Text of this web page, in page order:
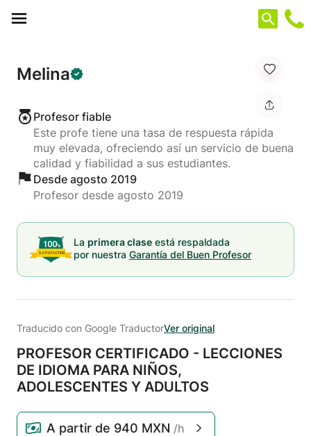
Melina
Profesor fiable
Este profe tiene una tasa de respuesta rápida
muy elevada, ofreciendo así un servicio de buena
calidad y fiabilidad a sus estudiantes.
Desde agosto 2019
Profesor desde agosto 2019
La primera clase está respaldada
por nuestra Garantía del Buen Profesor
Traducido con Google TraductorVer original
PROFESOR CERTIFICADO - LECCIONES
DE IDIOMA PARA NIÑOS,
ADOLESCENTES Y ADULTOS
A partir de 940 MXN /h